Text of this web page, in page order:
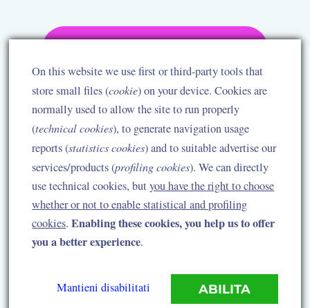
Iscrivendoti alla lista d'attesa non stai acquistando nulla.
Riceverai una sola email quando le iscrizioni riaprono.
© 2026 Parent Smile & Grow — Clio Franconi
parent-smileandgrow.com
On this website we use first or third-party tools that
store small files (cookie) on your device. Cookies are
normally used to allow the site to run properly
(technical cookies), to generate navigation usage
reports (statistics cookies) and to suitable advertise our
services/products (profiling cookies). We can directly
use technical cookies, butyou have the right to choose
whether or not to enable statistical and profiling
cookies.Enabling these cookies, you help us to offer
you a better experience.
ABILITA
Mantieni disabilitati